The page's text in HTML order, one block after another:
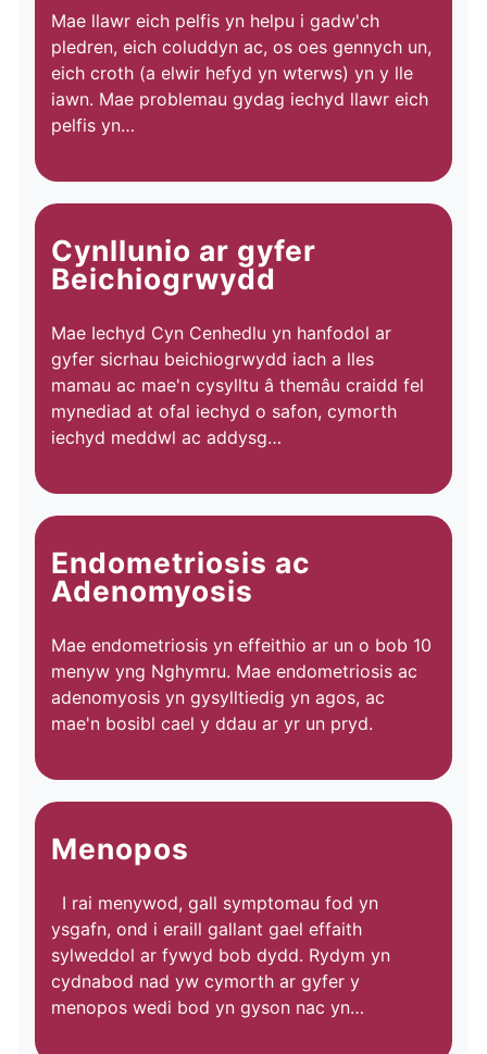
Mae llawr eich pelfis yn helpu i gadw'ch
pledren, eich coluddyn ac, os oes gennych un,
eich croth (a elwir hefyd yn wterws) yn y lle
iawn. Mae problemau gydag iechyd llawr eich
pelfis yn…
Cynllunio ar gyfer
Beichiogrwydd
Mae Iechyd Cyn Cenhedlu yn hanfodol ar
gyfer sicrhau beichiogrwydd iach a lles
mamau ac mae'n cysylltu â themâu craidd fel
mynediad at ofal iechyd o safon, cymorth
iechyd meddwl ac addysg…
Endometriosis ac
Adenomyosis
Mae endometriosis yn effeithio ar un o bob 10
menyw yng Nghymru. Mae endometriosis ac
adenomyosis yn gysylltiedig yn agos, ac
mae'n bosibl cael y ddau ar yr un pryd.
Menopos
I rai menywod, gall symptomau fod yn
ysgafn, ond i eraill gallant gael effaith
sylweddol ar fywyd bob dydd. Rydym yn
cydnabod nad yw cymorth ar gyfer y
menopos wedi bod yn gyson nac yn…